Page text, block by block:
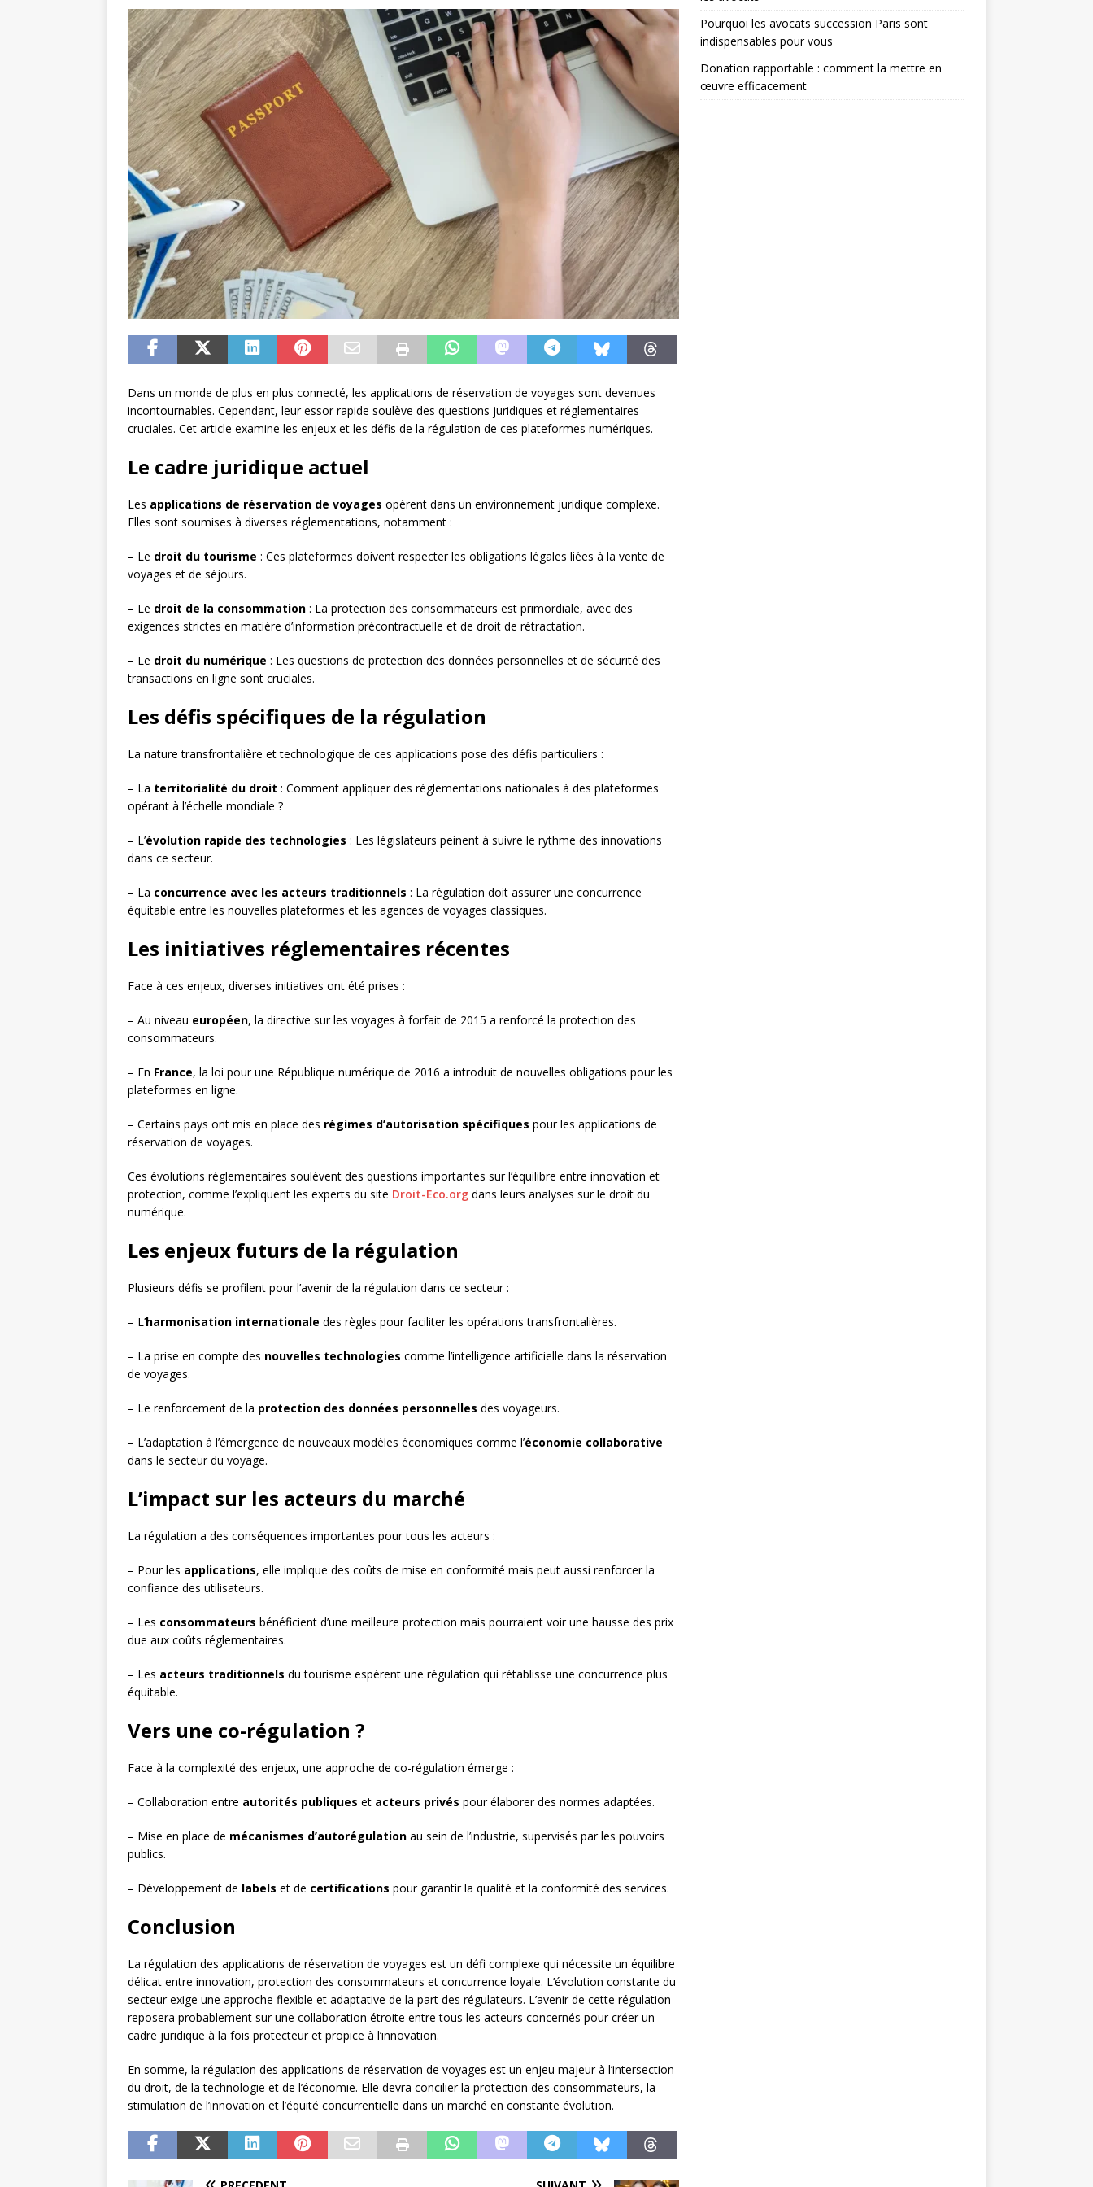
JURIDIQUE
Dans un monde de plus en plus connecté, les applications de réservation de voyages sont devenues
incontournables. Cependant, leur essor rapide soulève des questions juridiques et réglementaires
cruciales. Cet article examine les enjeux et les défis de la régulation de ces plateformes numériques.
Le cadre juridique actuel
Les applications de réservation de voyages opèrent dans un environnement juridique complexe.
Elles sont soumises à diverses réglementations, notamment :
– Le droit du tourisme : Ces plateformes doivent respecter les obligations légales liées à la vente de
voyages et de séjours.
– Le droit de la consommation : La protection des consommateurs est primordiale, avec des
exigences strictes en matière d’information précontractuelle et de droit de rétractation.
– Le droit du numérique : Les questions de protection des données personnelles et de sécurité des
transactions en ligne sont cruciales.
Les défis spécifiques de la régulation
La nature transfrontalière et technologique de ces applications pose des défis particuliers :
– La territorialité du droit : Comment appliquer des réglementations nationales à des plateformes
opérant à l’échelle mondiale ?
– L’évolution rapide des technologies : Les législateurs peinent à suivre le rythme des innovations
dans ce secteur.
– La concurrence avec les acteurs traditionnels : La régulation doit assurer une concurrence
équitable entre les nouvelles plateformes et les agences de voyages classiques.
Les initiatives réglementaires récentes
Face à ces enjeux, diverses initiatives ont été prises :
– Au niveau européen, la directive sur les voyages à forfait de 2015 a renforcé la protection des
consommateurs.
– En France, la loi pour une République numérique de 2016 a introduit de nouvelles obligations pour les
plateformes en ligne.
– Certains pays ont mis en place des régimes d’autorisation spécifiques pour les applications de
réservation de voyages.
Ces évolutions réglementaires soulèvent des questions importantes sur l’équilibre entre innovation et
protection, comme l’expliquent les experts du site Droit-Eco.org dans leurs analyses sur le droit du
numérique.
Les enjeux futurs de la régulation
Plusieurs défis se profilent pour l’avenir de la régulation dans ce secteur :
– L’harmonisation internationale des règles pour faciliter les opérations transfrontalières.
– La prise en compte des nouvelles technologies comme l’intelligence artificielle dans la réservation
de voyages.
– Le renforcement de la protection des données personnelles des voyageurs.
– L’adaptation à l’émergence de nouveaux modèles économiques comme l’économie collaborative
dans le secteur du voyage.
L’impact sur les acteurs du marché
La régulation a des conséquences importantes pour tous les acteurs :
– Pour les applications, elle implique des coûts de mise en conformité mais peut aussi renforcer la
confiance des utilisateurs.
– Les consommateurs bénéficient d’une meilleure protection mais pourraient voir une hausse des prix
due aux coûts réglementaires.
– Les acteurs traditionnels du tourisme espèrent une régulation qui rétablisse une concurrence plus
équitable.
Vers une co-régulation ?
Face à la complexité des enjeux, une approche de co-régulation émerge :
– Collaboration entre autorités publiques et acteurs privés pour élaborer des normes adaptées.
– Mise en place de mécanismes d’autorégulation au sein de l’industrie, supervisés par les pouvoirs
publics.
– Développement de labels et de certifications pour garantir la qualité et la conformité des services.
Conclusion
La régulation des applications de réservation de voyages est un défi complexe qui nécessite un équilibre
délicat entre innovation, protection des consommateurs et concurrence loyale. L’évolution constante du
secteur exige une approche flexible et adaptative de la part des régulateurs. L’avenir de cette régulation
reposera probablement sur une collaboration étroite entre tous les acteurs concernés pour créer un
cadre juridique à la fois protecteur et propice à l’innovation.
En somme, la régulation des applications de réservation de voyages est un enjeu majeur à l’intersection
du droit, de la technologie et de l’économie. Elle devra concilier la protection des consommateurs, la
stimulation de l’innovation et l’équité concurrentielle dans un marché en constante évolution.
Pourquoi les avocats succession Paris sont
indispensables pour vous
Donation rapportable : comment la mettre en
œuvre efficacement